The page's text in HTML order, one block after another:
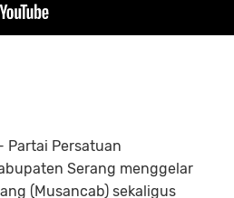
Partai Persatuan
Serang menggelar
(Musancab) sekaligus